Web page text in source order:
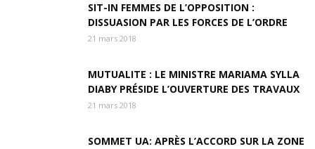
SIT-IN FEMMES DE L’OPPOSITION :
DISSUASION PAR LES FORCES DE L’ORDRE
21 mars 2018
MUTUALITE : LE MINISTRE MARIAMA SYLLA
DIABY PRÉSIDE L’OUVERTURE DES TRAVAUX
21 mars 2018
SOMMET UA: APRÈS L’ACCORD SUR LA ZONE